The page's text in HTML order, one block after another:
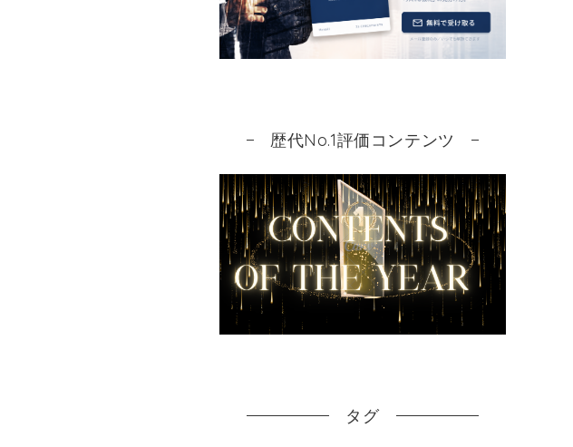
歴代No.1評価コンテンツ
タグ